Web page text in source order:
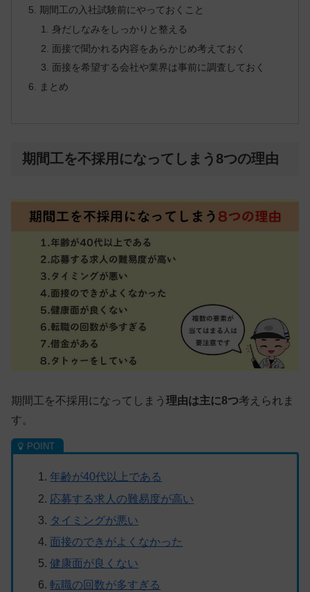
期間工の入社試験前にやっておくこと
身だしなみをしっかりと整える
面接で聞かれる内容をあらかじめ考えておく
面接を希望する会社や業界は事前に調査しておく
まとめ
期間工を不採用になってしまう8つの理由
期間工を不採用になってしまう 理由は主に8つ考えられま
す。
年齢が40代以上である
応募する求人の難易度が高い
タイミングが悪い
面接のできがよくなかった
健康面が良くない
転職の回数が多すぎる